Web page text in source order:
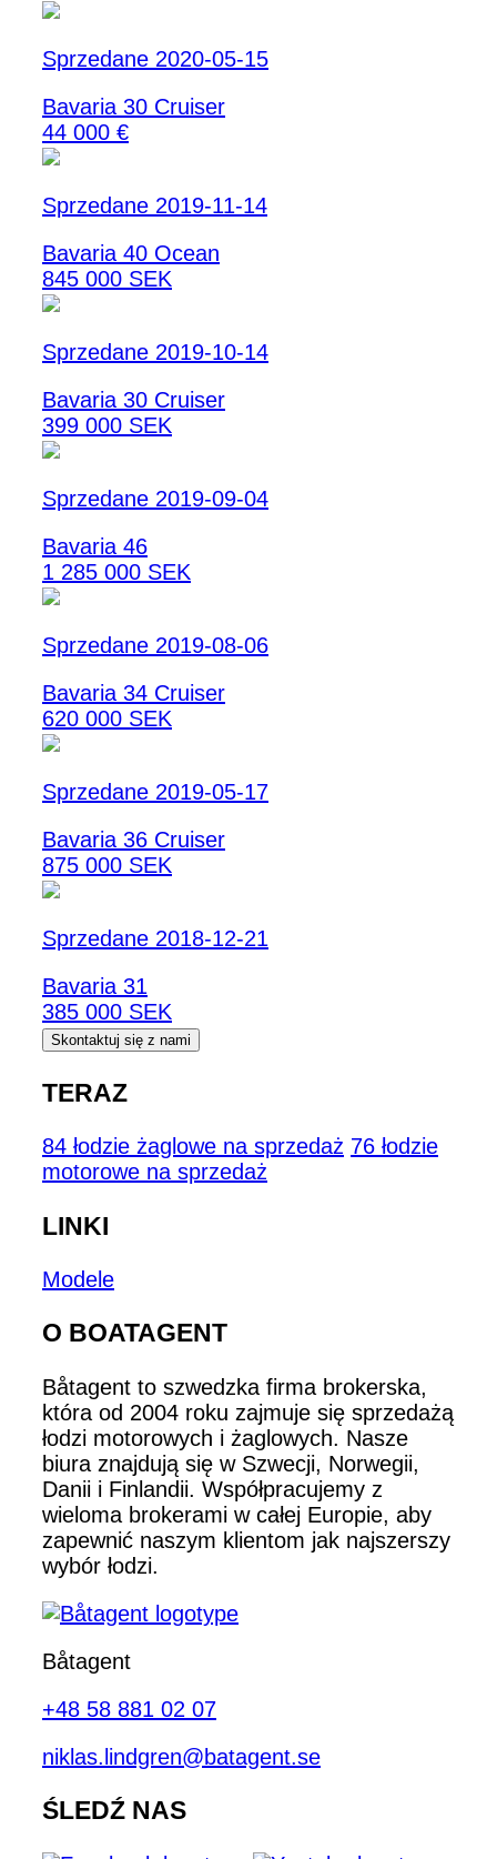
Sprzedane 2020-05-15
Bavaria 30 Cruiser
44 000 €
Sprzedane 2019-11-14
Bavaria 40 Ocean
845 000 SEK
Sprzedane 2019-10-14
Bavaria 30 Cruiser
399 000 SEK
Sprzedane 2019-09-04
Bavaria 46
1 285 000 SEK
Sprzedane 2019-08-06
Bavaria 34 Cruiser
620 000 SEK
Sprzedane 2019-05-17
Bavaria 36 Cruiser
875 000 SEK
Sprzedane 2018-12-21
Bavaria 31
385 000 SEK
Skontaktuj się z nami
TERAZ
84 łodzie żaglowe na sprzedaż 76 łodzie
motorowe na sprzedaż
LINKI
Modele
O BOATAGENT
Båtagent to szwedzka firma brokerska,
która od 2004 roku zajmuje się sprzedażą
łodzi motorowych i żaglowych. Nasze
biura znajdują się w Szwecji, Norwegii,
Danii i Finlandii. Współpracujemy z
wieloma brokerami w całej Europie, aby
zapewnić naszym klientom jak najszerszy
wybór łodzi.
Båtagent
+48 58 881 02 07
niklas.lindgren@batagent.se
ŚLEDŹ NAS